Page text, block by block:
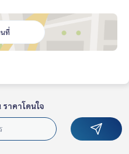
?q=13.80460155,10
ยินดีให้คำปรึกษา มีให้เลือกทุ
ที่
าคาโดนใจ